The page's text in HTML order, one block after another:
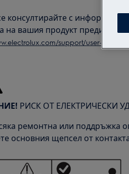
консултирайте с
на вашия продукт преди
support/user-manuals/
РИСК ОТ ЕЛЕКТРИЧЕСКИ
ремонтна или поддръжка
основния щепсел от